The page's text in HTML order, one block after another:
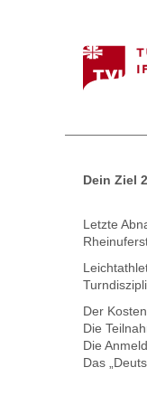
Dein Ziel
Letzte
Der
Die
Die
Das